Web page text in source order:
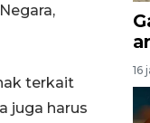
terkait
juga harus
16